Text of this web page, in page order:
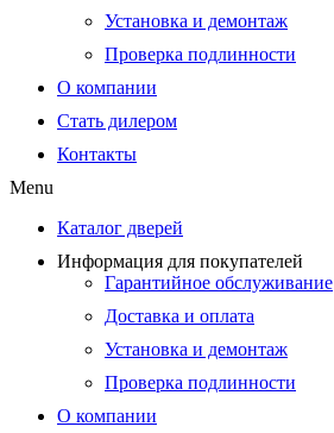
Установка и демонтаж
Проверка подлинности
О компании
Стать дилером
Контакты
Menu
Каталог дверей
Информация для покупателей
Гарантийное обслуживание
Доставка и оплата
Установка и демонтаж
Проверка подлинности
О компании